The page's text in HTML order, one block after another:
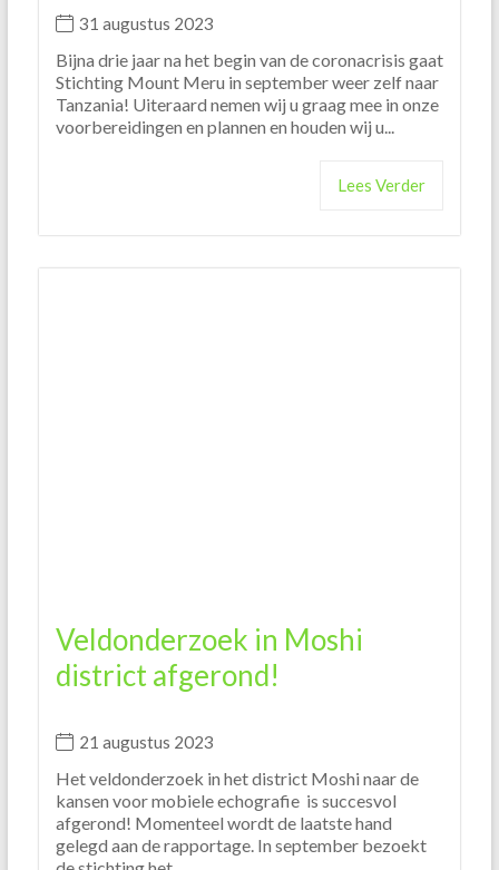
31 augustus 2023
Bijna drie jaar na het begin van de coronacrisis gaat
Stichting Mount Meru in september weer zelf naar
Tanzania! Uiteraard nemen wij u graag mee in onze
voorbereidingen en plannen en houden wij u...
Lees Verder
Nieuwe stap richting mobiele
echoscopie in Himo!
12 juli 2023